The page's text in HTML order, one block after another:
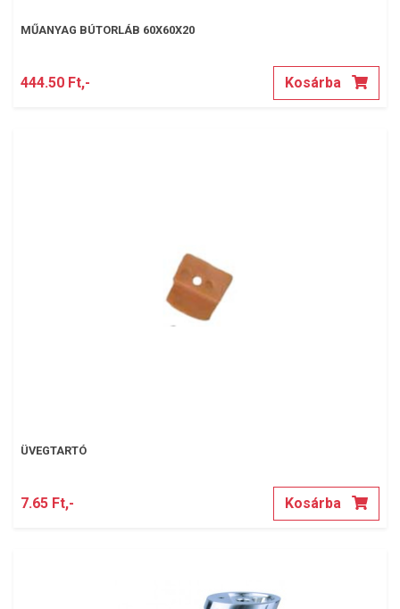
MŰANYAG BÚTORLÁB 60X60X20
444.50 Ft,- Kosárba
ÜVEGTARTÓ
7.65 Ft,- Kosárba